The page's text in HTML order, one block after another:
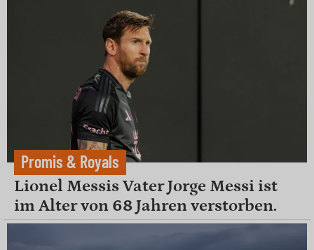
Promis & Royals
Lionel Messis Vater Jorge Messi ist
im Alter von 68 Jahren verstorben.